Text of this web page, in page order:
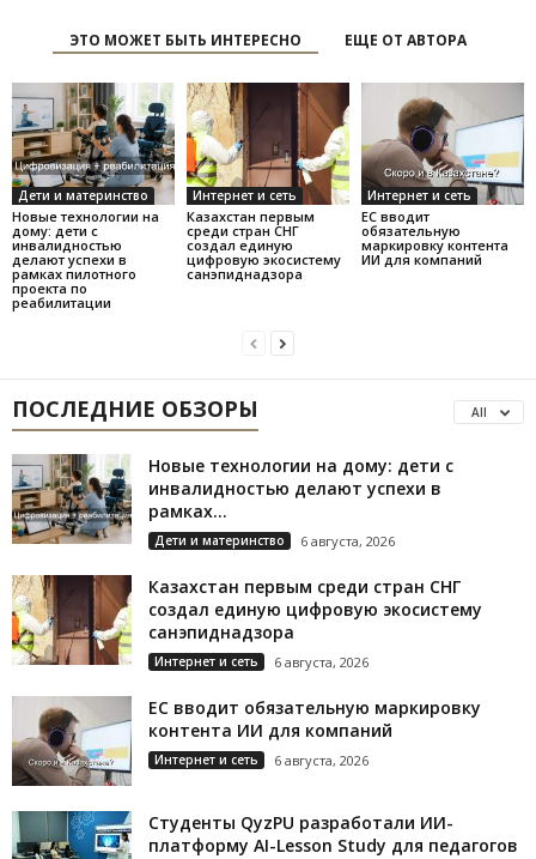
ЭТО МОЖЕТ БЫТЬ ИНТЕРЕСНО ЕЩЕ ОТ АВТОРА
Дети и материнство
Новые технологии на
дому: дети с
инвалидностью
делают успехи в
рамках пилотного
проекта по
реабилитации
Интернет и сеть
Казахстан первым
среди стран СНГ
создал единую
цифровую экосистему
санэпиднадзора
Интернет и сеть
ЕС вводит
обязательную
маркировку контента
ИИ для компаний
ПОСЛЕДНИЕ ОБЗОРЫ All
Новые технологии на дому: дети с
инвалидностью делают успехи в
рамках...
Дети и материнство 6 августа, 2026
Казахстан первым среди стран СНГ
создал единую цифровую экосистему
санэпиднадзора
Интернет и сеть 6 августа, 2026
ЕС вводит обязательную маркировку
контента ИИ для компаний
Интернет и сеть 6 августа, 2026
Студенты QyzPU разработали ИИ-
платформу AI-Lesson Study для педагогов